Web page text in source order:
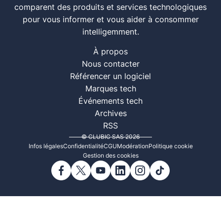
comparent des produits et services technologiques
pour vous informer et vous aider à consommer
intelligemment.
À propos
Nous contacter
Référencer un logiciel
Marques tech
Événements tech
Archives
RSS
© CLUBIC SAS 2026
Infos légalesConfidentialitéCGUModérationPolitique cookie
Gestion des cookies